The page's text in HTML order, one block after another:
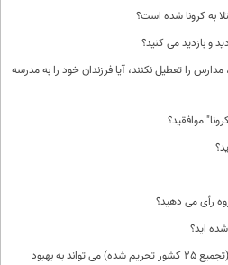
به کرونا شده است؟
و بازدید می کنید؟
را تعطیل نکنند، آیا فرزندان خود را به مدرسه
موافقید؟
رأی می دهید؟
اید؟
به نظر شما تشکیل باشگاه تحریمی ها (تجمیع 25 کشور تحریم شده) می تواند به بهبود